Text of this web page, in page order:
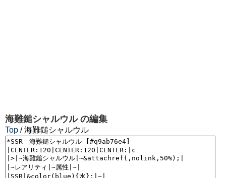
海難鎚シャルウルの編集
Top / 海難鎚シャルウル